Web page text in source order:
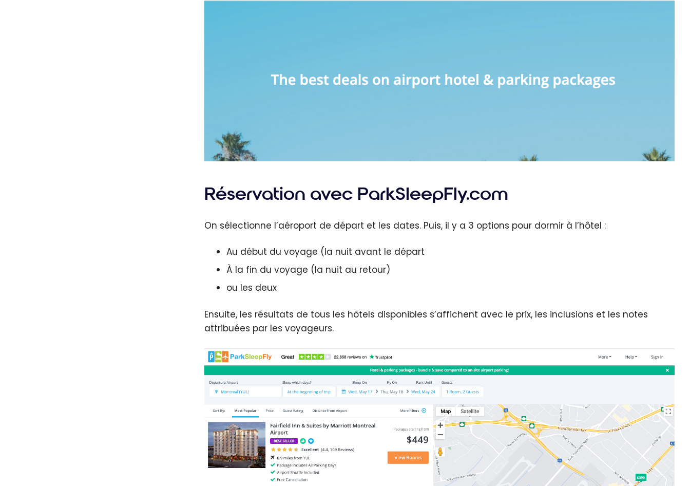
Réservation avec ParkSleepFly.com
On sélectionne l’aéroport de départ et les dates. Puis, il y a 3 options pour dormir à l’hôtel :
Au début du voyage (la nuit avant le départ
À la fin du voyage (la nuit au retour)
ou les deux
Ensuite, les résultats de tous les hôtels disponibles s’affichent avec le prix, les inclusions et les notes
attribuées par les voyageurs.